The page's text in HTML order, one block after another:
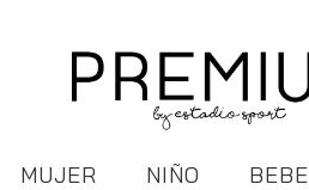
MUJER NIÑO BEBE